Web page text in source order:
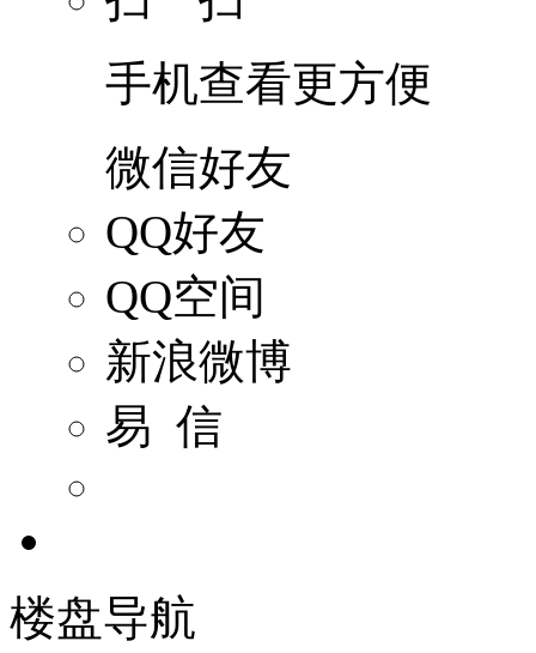
手机查看更方便
微信好友
QQ好友
QQ空间
新浪微博
易 信
楼盘导航